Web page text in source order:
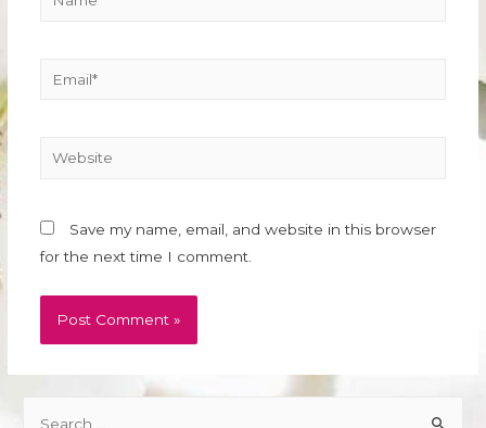
Website
Save my name, email, and website in this browser
for the next time I comment.